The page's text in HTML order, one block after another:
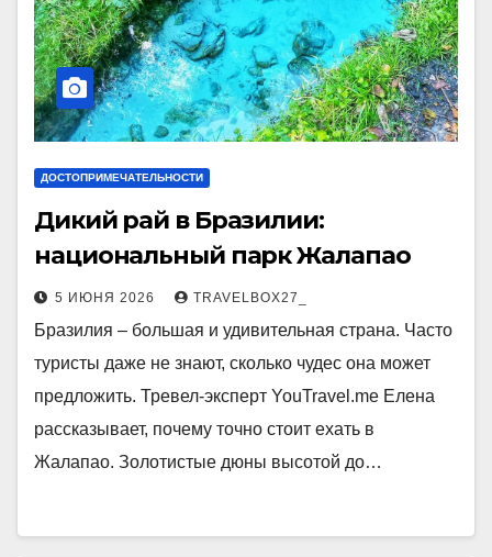
ДОСТОПРИМЕЧАТЕЛЬНОСТИ
Дикий рай в Бразилии:
национальный парк Жалапао
5 ИЮНЯ 2026 TRAVELBOX27_
Бразилия – большая и удивительная страна. Часто
туристы даже не знают, сколько чудес она может
предложить. Тревел-эксперт YouTravel.me Елена
рассказывает, почему точно стоит ехать в
Жалапао. Золотистые дюны высотой до…